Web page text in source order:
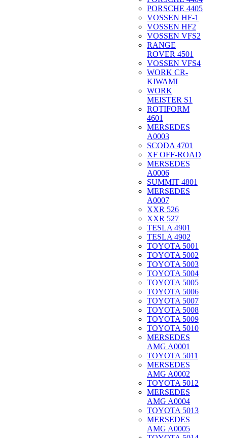
PORSCHE 4405
VOSSEN HF-1
VOSSEN HF2
VOSSEN VFS2
RANGE
ROVER 4501
VOSSEN VFS4
WORK CR-
KIWAMI
WORK
MEISTER S1
ROTIFORM
4601
MERSEDES
A0003
SCODA 4701
XF OFF-ROAD
MERSEDES
A0006
SUMMIT 4801
MERSEDES
A0007
XXR 526
XXR 527
TESLA 4901
TESLA 4902
TOYOTA 5001
TOYOTA 5002
TOYOTA 5003
TOYOTA 5004
TOYOTA 5005
TOYOTA 5006
TOYOTA 5007
TOYOTA 5008
TOYOTA 5009
TOYOTA 5010
MERSEDES
AMG A0001
TOYOTA 5011
MERSEDES
AMG A0002
TOYOTA 5012
MERSEDES
AMG A0004
TOYOTA 5013
MERSEDES
AMG A0005